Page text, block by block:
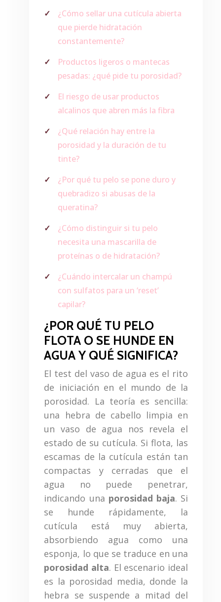
¿Cómo sellar una cutícula abierta
que pierde hidratación
constantemente?
Productos ligeros o mantecas
pesadas: ¿qué pide tu porosidad?
El riesgo de usar productos
alcalinos que abren más la fibra
¿Qué relación hay entre la
porosidad y la duración de tu
tinte?
¿Por qué tu pelo se pone duro y
quebradizo si abusas de la
queratina?
¿Cómo distinguir si tu pelo
necesita una mascarilla de
proteínas o de hidratación?
¿Cuándo intercalar un champú
con sulfatos para un ‘reset’
capilar?
¿POR QUÉ TU PELO
FLOTA O SE HUNDE EN
AGUA Y QUÉ SIGNIFICA?
El test del vaso de agua es el rito
de iniciación en el mundo de la
porosidad. La teoría es sencilla:
una hebra de cabello limpia en
un vaso de agua nos revela el
estado de su cutícula. Si flota, las
escamas de la cutícula están tan
compactas y cerradas que el
agua no puede penetrar,
indicando una porosidad baja. Si
se hunde rápidamente, la
cutícula está muy abierta,
absorbiendo agua como una
esponja, lo que se traduce en una
porosidad alta. El escenario ideal
es la porosidad media, donde la
hebra se suspende a mitad del